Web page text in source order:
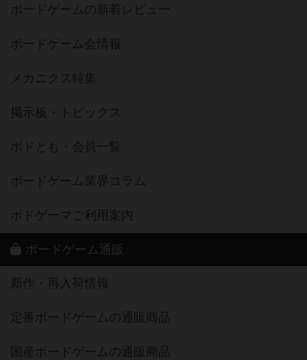
ボードゲームの新着レビュー
ボードゲーム会情報
メカニクス特集
掲示板・トピックス
ボドとも・会員一覧
ボードゲーム業界コラム
ボドゲーマご利用案内
ボードゲーム通販
新作・再入荷情報
定番ボードゲームの通販商品
国産ボードゲームの通販商品